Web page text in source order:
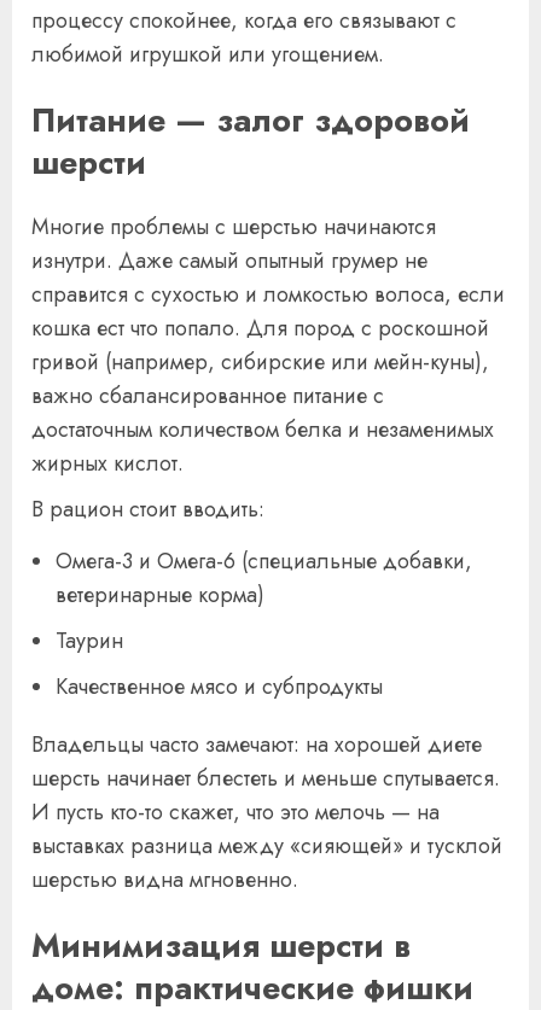
процессу спокойнее, когда его связывают с
любимой игрушкой или угощением.
Питание — залог здоровой
шерсти
Многие проблемы с шерстью начинаются
изнутри. Даже самый опытный грумер не
справится с сухостью и ломкостью волоса, если
кошка ест что попало. Для пород с роскошной
гривой (например, сибирские или мейн-куны),
важно сбалансированное питание с
достаточным количеством белка и незаменимых
жирных кислот.
В рацион стоит вводить:
Омега-3 и Омега-6 (специальные добавки,
ветеринарные корма)
Таурин
Качественное мясо и субпродукты
Владельцы часто замечают: на хорошей диете
шерсть начинает блестеть и меньше спутывается.
И пусть кто-то скажет, что это мелочь — на
выставках разница между «сияющей» и тусклой
шерстью видна мгновенно.
Минимизация шерсти в
доме: практические фишки